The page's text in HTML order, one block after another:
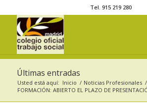
Tel. 915 219 280
Últimas entradas
Usted está aquí: Inicio / Noticias Profesionales /
FORMACIÓN: ABIERTO EL PLAZO DE